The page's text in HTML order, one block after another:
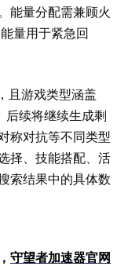
能量分配需兼顾火
量用于紧急回
且游戏类型涵盖
后续将继续生成剩
称对抗等不同类型
择、技能搭配、活
索结果中的具体数
守望者加速器官网